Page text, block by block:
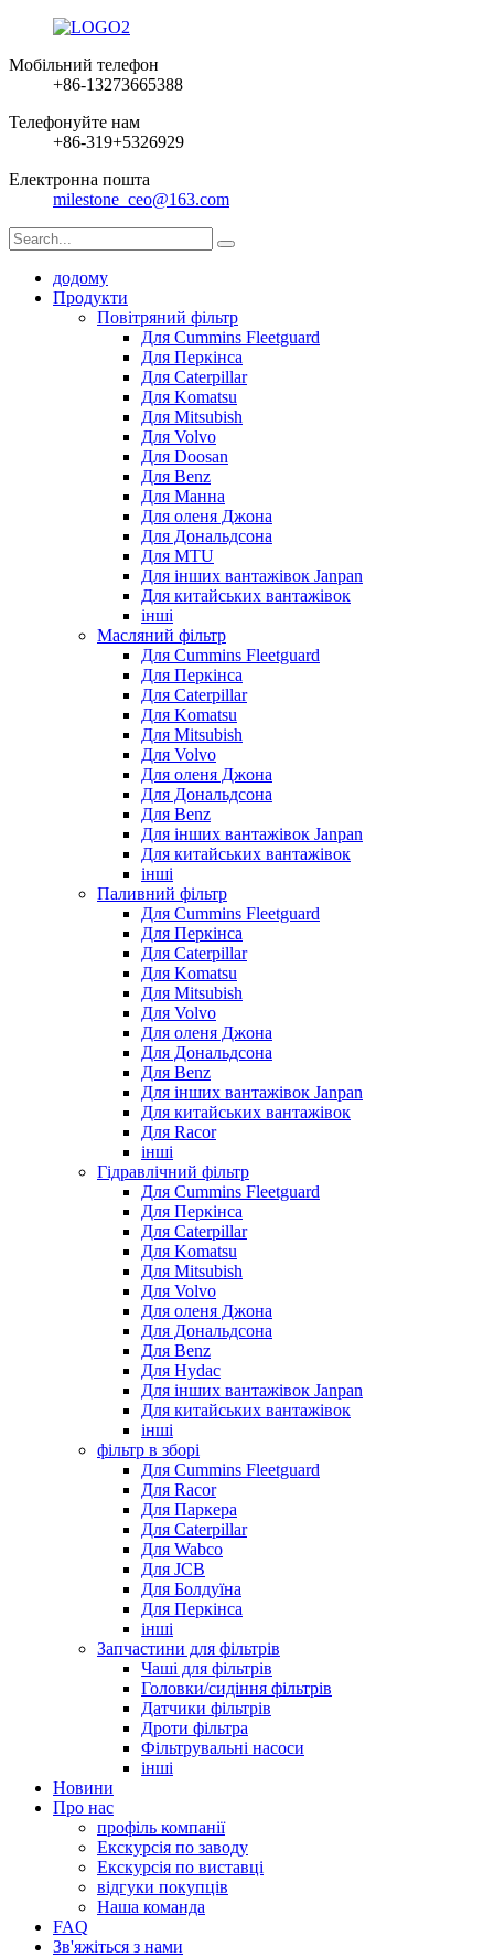
Мобільний телефон
+86-13273665388
Телефонуйте нам
+86-319+5326929
Електронна пошта
milestone_ceo@163.com
додому
Продукти
Повітряний фільтр
Для Cummins Fleetguard
Для Перкінса
Для Caterpillar
Для Komatsu
Для Mitsubish
Для Volvo
Для Doosan
Для Benz
Для Манна
Для оленя Джона
Для Дональдсона
Для MTU
Для інших вантажівок Janpan
Для китайських вантажівок
інші
Масляний фільтр
Для Cummins Fleetguard
Для Перкінса
Для Caterpillar
Для Komatsu
Для Mitsubish
Для Volvo
Для оленя Джона
Для Дональдсона
Для Benz
Для інших вантажівок Janpan
Для китайських вантажівок
інші
Паливний фільтр
Для Cummins Fleetguard
Для Перкінса
Для Caterpillar
Для Komatsu
Для Mitsubish
Для Volvo
Для оленя Джона
Для Дональдсона
Для Benz
Для інших вантажівок Janpan
Для китайських вантажівок
Для Racor
інші
Гідравлічний фільтр
Для Cummins Fleetguard
Для Перкінса
Для Caterpillar
Для Komatsu
Для Mitsubish
Для Volvo
Для оленя Джона
Для Дональдсона
Для Benz
Для Hydac
Для інших вантажівок Janpan
Для китайських вантажівок
інші
фільтр в зборі
Для Cummins Fleetguard
Для Racor
Для Паркера
Для Caterpillar
Для Wabco
Для JCB
Для Болдуїна
Для Перкінса
інші
Запчастини для фільтрів
Чаші для фільтрів
Головки/сидіння фільтрів
Датчики фільтрів
Дроти фільтра
Фільтрувальні насоси
інші
Новини
Про нас
профіль компанії
Екскурсія по заводу
Екскурсія по виставці
відгуки покупців
Наша команда
FAQ
Зв'яжіться з нами